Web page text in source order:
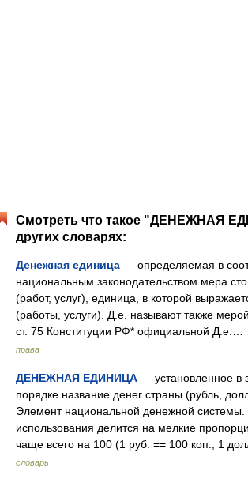
Смотреть что такое "ДЕНЕЖНАЯ
других словарях:
Денежная единица — определяемая в
национальным законодательством мера
(работ, услуг), единица, в которой
(работы, услуги). Д.е. называют также
ст. 75 Конституции РФ* официальной
права
ДЕНЕЖНАЯ ЕДИНИЦА — установленное в
порядке название денег страны (рубль,
Элемент национальной денежной системы.
использования делится на мелкие
чаще всего на 100 (1 руб. == 100 коп., 1
словарь